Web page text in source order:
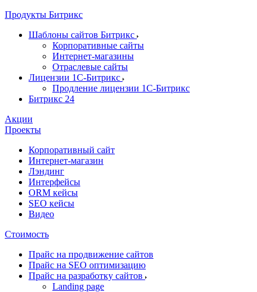
Продукты Битрикс
Шаблоны сайтов Битрикс
Корпоративные сайты
Интернет-магазины
Отраслевые сайты
Лицензии 1С-Битрикс
Продление лицензии 1С-Битрикс
Битрикс 24
Акции
Проекты
Корпоративный сайт
Интернет-магазин
Лэндинг
Интерфейсы
ORM кейсы
SEO кейсы
Видео
Стоимость
Прайс на продвижение сайтов
Прайс на SEO оптимизацию
Прайс на разработку сайтов
Landing page